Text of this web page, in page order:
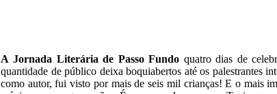
A Jornada Literária de Passo Fundo quatro dias de
quantidade de público deixa boquiabertos até os palestrantes
como autor, fui visto por mais de seis mil crianças! E o mais